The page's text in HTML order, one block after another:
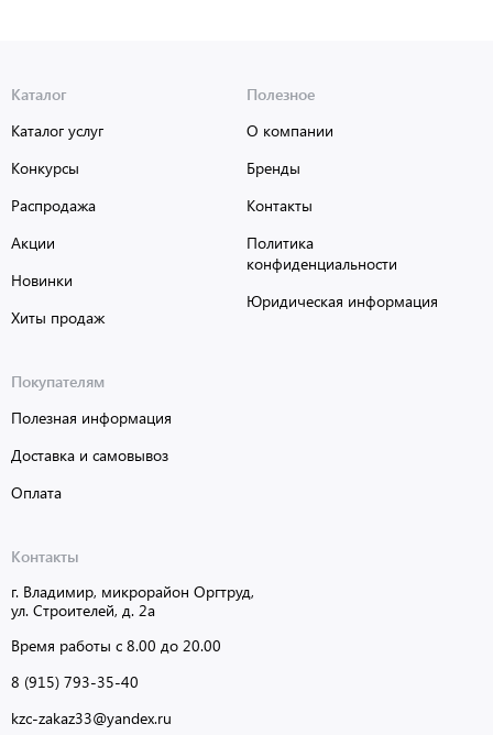
Каталог
Каталог услуг
Конкурсы
Распродажа
Акции
Новинки
Хиты продаж
Полезное
О компании
Бренды
Контакты
Политика
конфиденциальности
Юридическая информация
Покупателям
Полезная информация
Доставка и самовывоз
Оплата
Контакты
г. Владимир, микрорайон Оргтруд,
ул. Строителей, д. 2а
Время работы с 8.00 до 20.00
8 (915) 793-35-40
kzc-zakaz33@yandex.ru